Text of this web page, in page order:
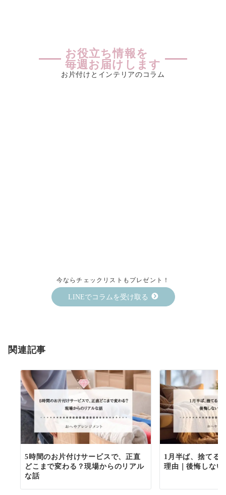
お役立ち情報を
毎週お届けします
お片付けとインテリアのコラム
今ならチェックリストもプレゼント！
LINEでコラムを受け取る
関連記事
5時間のお片付けサービスで、正直
どこまで変わる？現場からのリアル
な話
1月半ば、捨てる
理由｜後悔しな